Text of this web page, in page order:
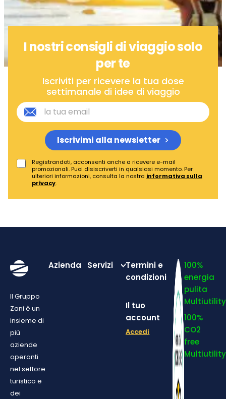
I nostri consigli di viaggio solo
per te
Iscriviti per ricevere la tua dose
settimanale di idee di viaggio
Registrandoti, acconsenti anche a ricevere e-mail
promozionali. Puoi disiscriverti in qualsiasi momento. Per
ulteriori informazioni, consulta la nostra informativa sulla
privacy.
Iscrivimi alla newsletter
Il Gruppo
Zani è un
insieme di
più
aziende
operanti
nel settore
turistico e
dei
Azienda Servizi
Termini e
condizioni
Il tuo
account
Accedi
100%
energia
pulita
Multiutility
100%
CO2
free
Multiutility